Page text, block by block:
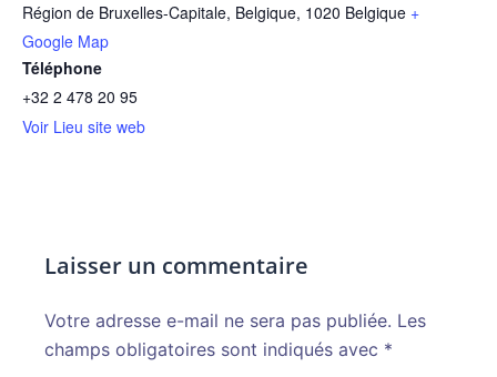
Région de Bruxelles-Capitale, Belgique, 1020 Belgique +
Google Map
Téléphone
+32 2 478 20 95
Voir Lieu site web
Laisser un commentaire
Votre adresse e-mail ne sera pas publiée. Les
champs obligatoires sont indiqués avec *
Alternative: